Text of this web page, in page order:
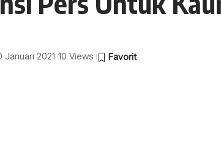
2021 10 Views